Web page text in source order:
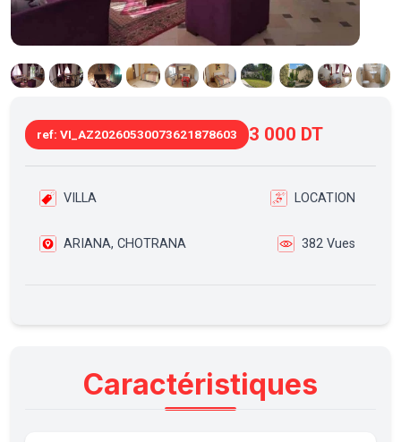
ref: VI_AZ20260530073621878603 3 000 DT
VILLA LOCATION
ARIANA, CHOTRANA 382 Vues
Caractéristiques